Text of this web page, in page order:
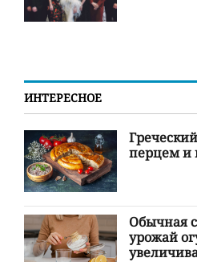
ИНТЕРЕСНОЕ
перцем и
Обычная
урожай